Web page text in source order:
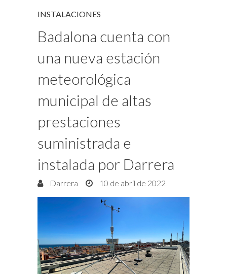
INSTALACIONES
Badalona cuenta con
una nueva estación
meteorológica
municipal de altas
prestaciones
suministrada e
instalada por Darrera
Darrera 10 de abril de 2022